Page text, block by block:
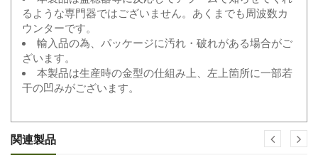
るような専門器ではございません。あくまでも周波数カ
ウンターです。
輸入品の為、パッケージに汚れ・破れがある場合がご
ざいます。
本製品は生産時の金型の仕組み上、左上箇所に一部若
干の凹みがございます。
関連製品